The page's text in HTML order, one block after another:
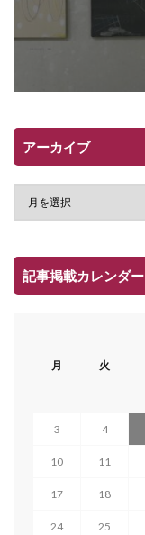
アーカイブ
記事掲載カレンダー
月 火
3 4
10 11
17 18
24 25